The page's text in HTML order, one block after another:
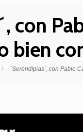
con
bien
`Serendipias´, con Pablo